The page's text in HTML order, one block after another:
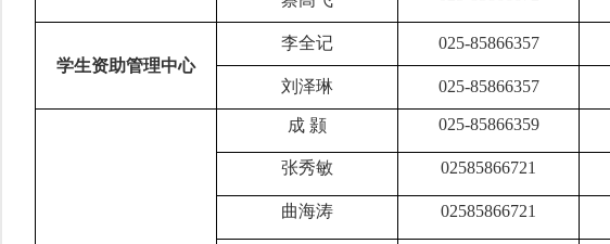
学生资助管理中心
李全记 025-85866357
刘泽琳 025-85866357
成 颢 025-85866359
张秀敏 02585866721
曲海涛 02585866721